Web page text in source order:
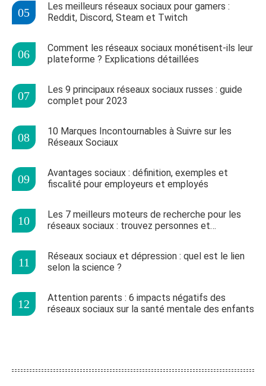
Les meilleurs réseaux sociaux pour gamers :
Reddit, Discord, Steam et Twitch
Comment les réseaux sociaux monétisent-ils leur
plateforme ? Explications détaillées
Les 9 principaux réseaux sociaux russes : guide
complet pour 2023
10 Marques Incontournables à Suivre sur les
Réseaux Sociaux
Avantages sociaux : définition, exemples et
fiscalité pour employeurs et employés
Les 7 meilleurs moteurs de recherche pour les
réseaux sociaux : trouvez personnes et
Réseaux sociaux et dépression : quel est le lien
selon la science ?
Attention parents : 6 impacts négatifs des
réseaux sociaux sur la santé mentale des enfants